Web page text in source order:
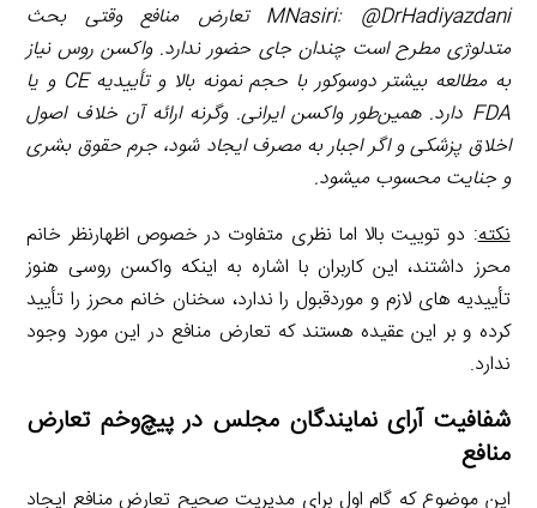
MNasiri: @DrHadiyazdani
تعارض منافع وقتی بحث
متدلوژی مطرح است چندان جای حضور ندارد. واکسن روس نیاز
به مطالعه بیشتر دوسوکور با حجم نمونه بالا و تأییدیهCE و یا
FDA دارد. همین‌طور واکسن ایرانی. وگرنه ارائه آن خلاف اصول
اخلاق پزشکی و اگر اجبار به مصرف ایجاد شود، جرم حقوق بشری
و جنایت محسوب می­شود.
نکته: دو توییت بالا اما نظری متفاوت در خصوص اظهارنظر خانم
محرز داشتند، این کاربران با اشاره به اینکه واکسن روسی هنوز
تأییدیه­ های لازم و موردقبول را ندارد، سخنان خانم محرز را تأیید
کرده و بر این عقیده هستند که تعارض منافع در این مورد وجود
ندارد.
شفافیت آرای نمایندگان مجلس در پیچ‌وخم تعارض
منافع
این موضوع که گام اول برای مدیریت صحیح تعارض منافع ایجاد